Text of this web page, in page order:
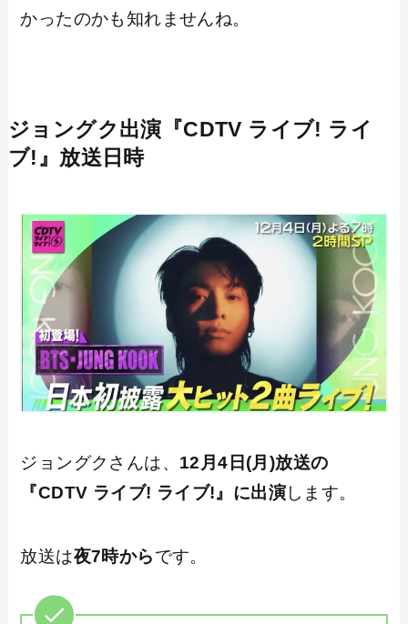
かったのかも知れませんね。
ジョングク出演『CDTV ライブ! ライ
ブ!』放送日時
ジョングクさんは、 12月4日(月)放送の
『CDTV ライブ! ライブ!』に出演します。
放送は夜7時からです。